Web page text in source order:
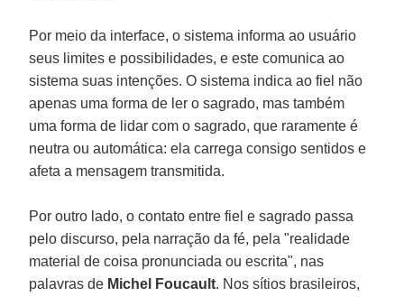
Por meio da interface, o sistema informa ao usuário
seus limites e possibilidades, e este comunica ao
sistema suas intenções. O sistema indica ao fiel não
apenas uma forma de ler o sagrado, mas também
uma forma de lidar com o sagrado, que raramente é
neutra ou automática: ela carrega consigo sentidos e
afeta a mensagem transmitida.
Por outro lado, o contato entre fiel e sagrado passa
pelo discurso, pela narração da fé, pela "realidade
material de coisa pronunciada ou escrita", nas
palavras de Michel Foucault. Nos sítios brasileiros,